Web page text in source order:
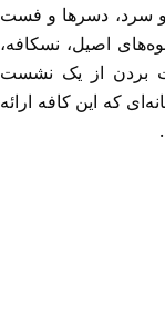
و سرد، دسرها و فست
اصیل، نسکافه،
بردن از یک نشست
که این کافه ارائه